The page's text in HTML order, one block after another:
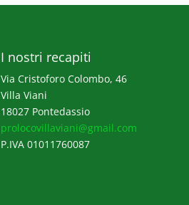
I nostri recapiti
Via Cristoforo Colombo, 46
Villa Viani
18027 Pontedassio
prolocovillaviani@gmail.com
P.IVA 01011760087